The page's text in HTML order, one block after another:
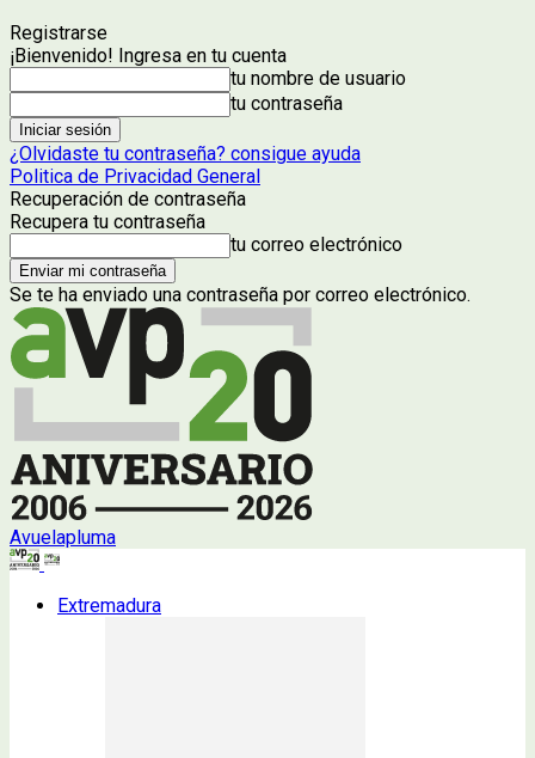
Registrarse
¡Bienvenido! Ingresa en tu cuenta
tu nombre de usuario
tu contraseña
¿Olvidaste tu contraseña? consigue ayuda
Politica de Privacidad General
Recuperación de contraseña
Recupera tu contraseña
tu correo electrónico
Se te ha enviado una contraseña por correo electrónico.
Avuelapluma
Extremadura